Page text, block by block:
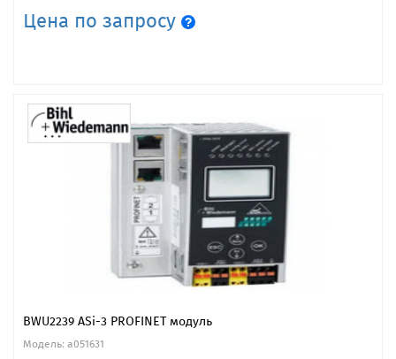
Цена по запросу
BWU2239 ASi-3 PROFINET модуль
Модель: a051631